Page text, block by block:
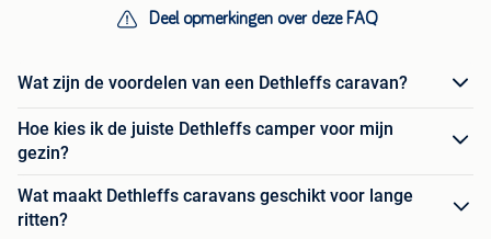
Deel opmerkingen over deze FAQ
Wat zijn de voordelen van een Dethleffs caravan?
Hoe kies ik de juiste Dethleffs camper voor mijn
gezin?
Wat maakt Dethleffs caravans geschikt voor lange
ritten?